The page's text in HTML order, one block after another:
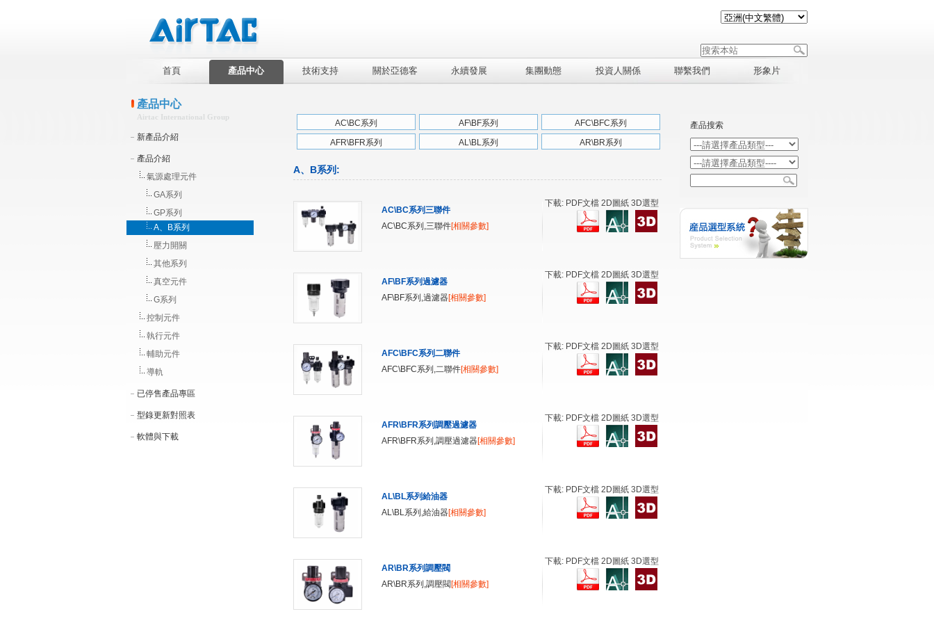
首頁 產品中心 技術支持 關於亞德客 永續發展 集團動態 投資人關係 聯繫我們 形象片
產品中心
Airtac International Group
新產品介紹
產品介紹
氣源處理元件
GA系列
GP系列
A、B系列
壓力開關
其他系列
真空元件
G系列
控制元件
執行元件
輔助元件
導軌
已停售產品專區
型錄更新對照表
軟體與下載
AC\BC系列 AF\BF系列
AFC\BFC系列
AFR\BFR系列
AL\BL系列 AR\BR系列
A、B系列 :
AC\BC系列三聯件
AC\BC系列,三聯件[相關參數]
下載: PDF文檔 2D圖紙 3D選型
AF\BF系列過濾器
AF\BF系列,過濾器[相關參數]
下載: PDF文檔 2D圖紙 3D選型
AFC\BFC系列二聯件
AFC\BFC系列,二聯件[相關參數]
下載: PDF文檔 2D圖紙 3D選型
AFR\BFR系列調壓過濾器
AFR\BFR系列,調壓過濾器[相關參數]
下載: PDF文檔 2D圖紙 3D選型
AL\BL系列給油器
AL\BL系列,給油器[相關參數]
下載: PDF文檔 2D圖紙 3D選型
AR\BR系列調壓閥
AR\BR系列,調壓閥[相關參數]
下載: PDF文檔 2D圖紙 3D選型
產品搜索